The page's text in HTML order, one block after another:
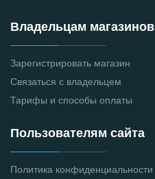
Владельцам магазинов
Зарегистрировать магазин
Связаться с владельцем
Тарифы и способы оплаты
Пользователям сайта
Политика конфиденциальности